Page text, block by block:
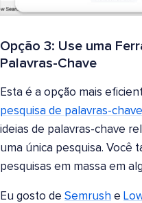
Opção 3: Use uma
Palavras-Chave
Esta é a opção mais
pesquisa de palavras-chave
ideias de palavras-chave
uma única pesquisa. Você
pesquisas em massa em
Eu gosto de Semrush e